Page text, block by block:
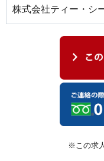
株式会社ティー・シ
※この求